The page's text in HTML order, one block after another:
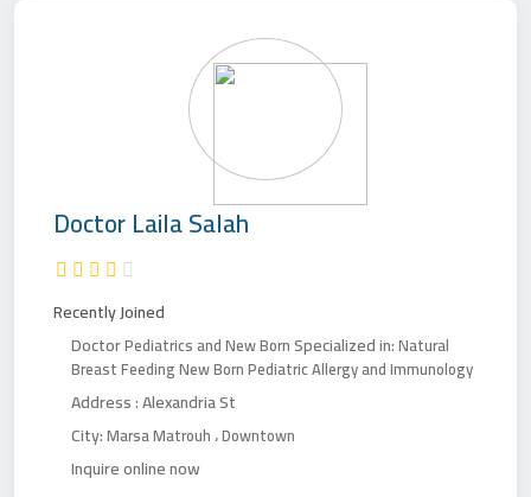
DoctorLaila Salah
Recently Joined
DoctorPediatrics and New BornSpecialized in:Natural
Breast FeedingNew BornPediatric Allergy and Immunology
Address :Alexandria St
City:Marsa Matrouh،Downtown
Inquire online now